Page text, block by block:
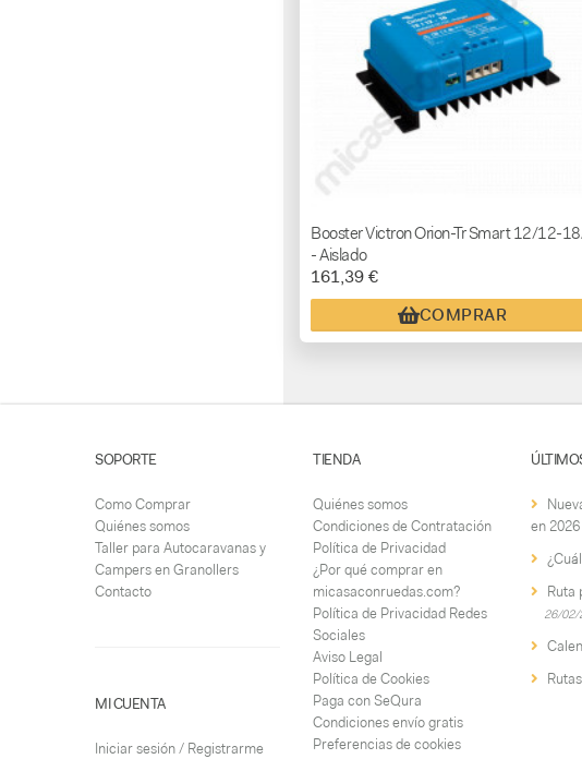
Booster Victron Orion-Tr Smart 12/12-
- Aislado
161,39 €
COMPRAR
SOPORTE
Como Comprar
Quiénes somos
Taller para Autocaravanas y
Campers en Granollers
Contacto
MI CUENTA
Iniciar sesión / Registrarme
TIENDA
Quiénes somos
Condiciones de Contratación
Política de Privacidad
¿Por qué comprar en
micasaconruedas.com?
Política de Privacidad Redes
Sociales
Aviso Legal
Política de Cookies
Paga con SeQura
Condiciones envío gratis
Preferencias de cookies
en 2026
Ruta
26/02/